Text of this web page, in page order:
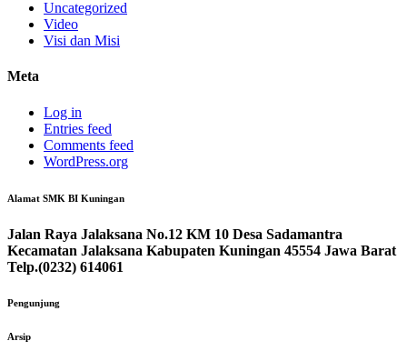
Uncategorized
Video
Visi dan Misi
Meta
Log in
Entries feed
Comments feed
WordPress.org
Alamat SMK BI Kuningan
Jalan Raya Jalaksana No.12 KM 10 Desa Sadamantra
Kecamatan Jalaksana Kabupaten Kuningan 45554 Jawa Barat
Telp.(0232) 614061
Pengunjung
Arsip